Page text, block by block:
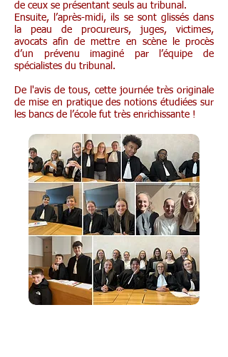
de ceux se présentant seuls au tribunal.
Ensuite, l’après-midi, ils se sont glissés dans
la peau de procureurs, juges, victimes,
avocats afin de mettre en scène le procès
d’un prévenu imaginé par l’équipe de
spécialistes du tribunal.
De l'avis de tous, cette journée très originale
de mise en pratique des notions étudiées sur
les bancs de l’école fut très enrichissante !